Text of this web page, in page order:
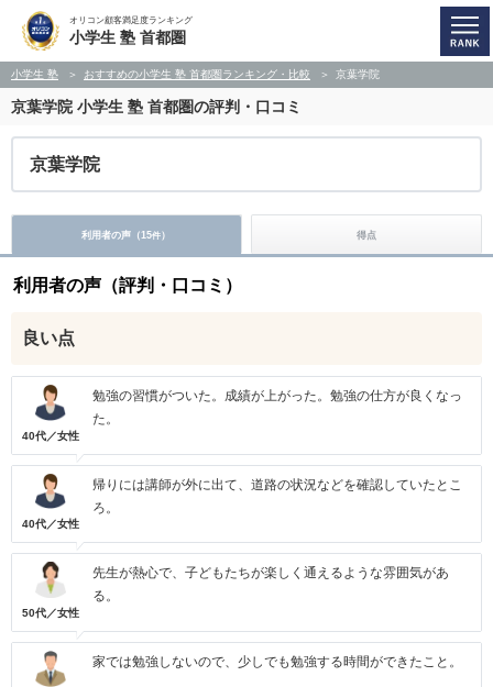
オリコン顧客満足度ランキング
小学生 塾 首都圏
小学生 塾 おすすめの小学生 塾 首都圏ランキング・比較 京葉学院
京葉学院 小学生 塾 首都圏の評判・口コミ
京葉学院
利用者の声（15件） 得点
利用者の声（評判・口コミ）
良い点
40代／女性
勉強の習慣がついた。成績が上がった。勉強の仕方が良くなっ
た。
40代／女性
帰りには講師が外に出て、道路の状況などを確認していたとこ
ろ。
50代／女性
先生が熱心で、子どもたちが楽しく通えるような雰囲気があ
る。
家では勉強しないので、少しでも勉強する時間ができたこと。